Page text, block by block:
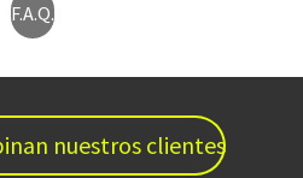
F.A.Q.
nuestros clientes